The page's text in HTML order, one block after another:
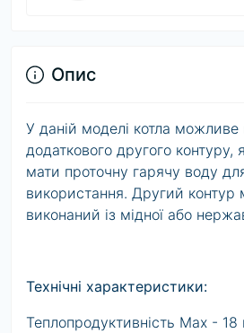
Опис
У даній моделі котла можливе
додаткового другого контуру,
мати проточну гарячу воду
використання. Другий контур
виконаний із мідної або
Технічні характеристики:
Теплопродуктивність Max - 18